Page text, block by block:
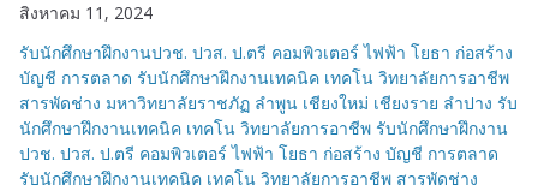
สิงหาคม 11, 2024
รับนักศึกษาฝึกงานปวช. ปวส. ป.ตรี คอมพิวเตอร์ ไฟฟ้า โยธา ก่อสร้าง
บัญชี การตลาด รับนักศึกษาฝึกงานเทคนิค เทคโน วิทยาลัยการอาชีพ
สารพัดช่าง มหาวิทยาลัยราชภัฏ ลำพูน เชียงใหม่ เชียงราย ลำปาง รับ
นักศึกษาฝึกงานเทคนิค เทคโน วิทยาลัยการอาชีพ รับนักศึกษาฝึกงาน
ปวช. ปวส. ป.ตรี คอมพิวเตอร์ ไฟฟ้า โยธา ก่อสร้าง บัญชี การตลาด
รับนักศึกษาฝึกงานเทคนิค เทคโน วิทยาลัยการอาชีพ สารพัดช่าง